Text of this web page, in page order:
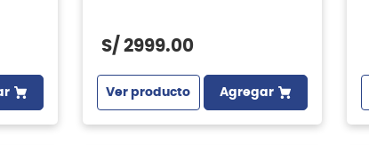
S/ 2999.00
Ver producto Agregar